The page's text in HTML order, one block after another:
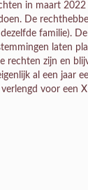
in maart 2022
De
familie).
laten
rechten zijn en
al een jaar
voor een